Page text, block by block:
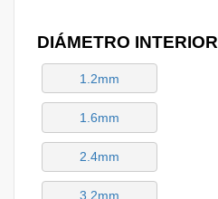
DIÁMETRO INTERIOR
1.2mm
1.6mm
2.4mm
3.2mm